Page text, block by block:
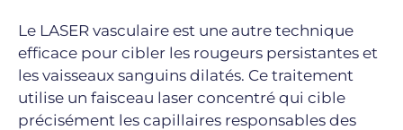
Le LASER vasculaire est une autre technique
efficace pour cibler les rougeurs persistantes et
les vaisseaux sanguins dilatés. Ce traitement
utilise un faisceau laser concentré qui cible
précisément les capillaires responsables des